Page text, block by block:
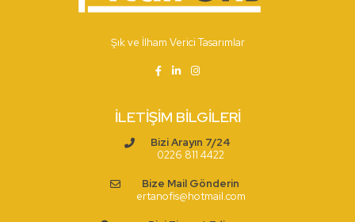
Şık ve İlham Verici Tasarımlar
İLETIŞIM BİLGILERI
Bizi Arayın 7/24
0226 811 4422
Bize Mail Gönderin
ertanofis@hotmail.com